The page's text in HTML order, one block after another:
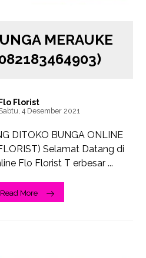
MERAUKE
Flo Florist
4 Desember 2021
DITOKO BUNGA ONLINE
Selamat Datang di
Flo Florist T erbesar ...
Read More